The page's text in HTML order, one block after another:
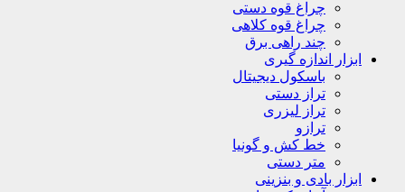
چراغ قوه دستی
چراغ قوه کلاهی
چند راهی برق
ابزار اندازه گیری
باسکول دیجیتال
تراز دستی
تراز لیزری
ترازو
خط کش و گونیا
متر دستی
ابزار بادی و بنزینی